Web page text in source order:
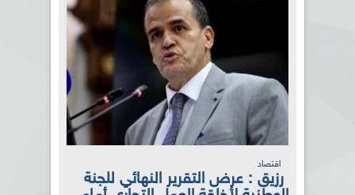
اقتصاد
رزيق : عرض التقرير النهائي للجنة